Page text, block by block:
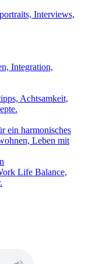
Interviews,
Integration,
Achtsamkeit,
ein harmonisches
Leben mit
Life Balance,